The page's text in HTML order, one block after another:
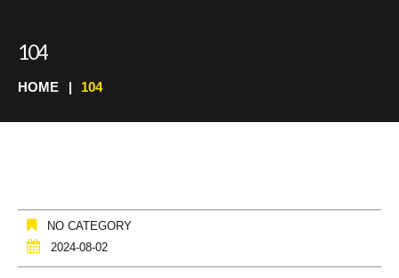
104
HOME 104
NO CATEGORY
2024-08-02